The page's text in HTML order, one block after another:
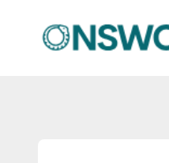
onswoerden.nl